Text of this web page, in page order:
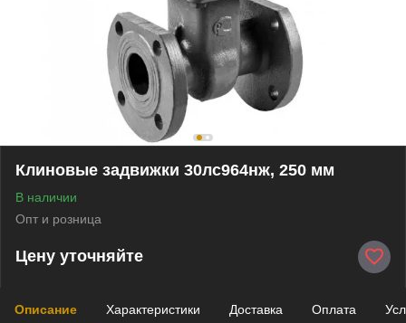
Клиновые задвижки 30лс964нж, 250 мм
В наличии
Опт и розница
Цену уточняйте
Описание Характеристики Доставка Оплата